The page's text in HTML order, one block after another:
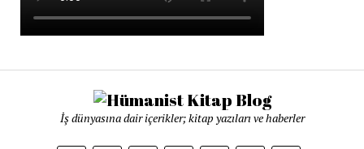
İş dünyasına dair içerikler; kitap yazıları ve haberler